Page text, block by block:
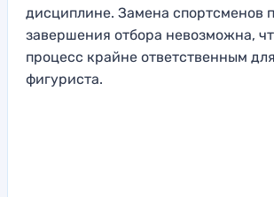
дисциплине. Замена спортсменов
завершения отбора невозможна,
процесс крайне ответственным
фигуриста.